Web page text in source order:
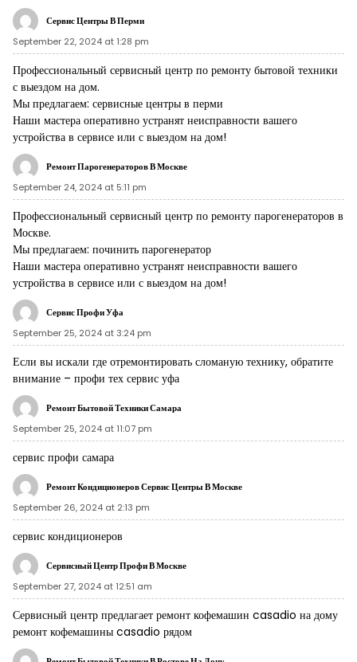
Сервис Центры В Перми
September 22, 2024 at 1:28 pm
Профессиональный сервисный центр по ремонту бытовой техники
с выездом на дом.
Мы предлагаем: сервисные центры в перми
Наши мастера оперативно устранят неисправности вашего
устройства в сервисе или с выездом на дом!
Ремонт Парогенераторов В Москве
September 24, 2024 at 5:11 pm
Профессиональный сервисный центр по ремонту парогенераторов в
Москве.
Мы предлагаем: починить парогенератор
Наши мастера оперативно устранят неисправности вашего
устройства в сервисе или с выездом на дом!
Сервис Профи Уфа
September 25, 2024 at 3:24 pm
Если вы искали где отремонтировать сломаную технику, обратите
внимание – профи тех сервис уфа
Ремонт Бытовой Техники Самара
September 25, 2024 at 11:07 pm
сервис профи самара
Ремонт Кондиционеров Сервис Центры В Москве
September 26, 2024 at 2:13 pm
сервис кондиционеров
Сервисный Центр Профи В Москве
September 27, 2024 at 12:51 am
Сервисный центр предлагает ремонт кофемашин casadio на дому
ремонт кофемашины casadio рядом